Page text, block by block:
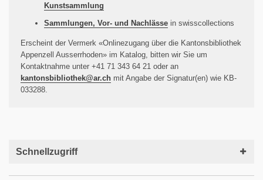
Kunstsammlung
Sammlungen, Vor- und Nachlässe in swisscollections
Erscheint der Vermerk «Onlinezugang über die Kantonsbibliothek
Appenzell Ausserrhoden» im Katalog, bitten wir Sie um
Kontaktnahme unter +41 71 343 64 21 oder an
kantonsbibliothek@ar.ch mit Angabe der Signatur(en) wie KB-
033288.
Schnellzugriff